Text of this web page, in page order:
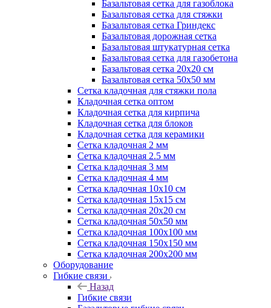
Базальтовая сетка для газоблока
Базальтовая сетка для стяжки
Базальтовая сетка Гриндекс
Базальтовая дорожная сетка
Базальтовая штукатурная сетка
Базальтовая сетка для газобетона
Базальтовая сетка 20x20 см
Базальтовая сетка 50x50 мм
Сетка кладочная для стяжки пола
Кладочная сетка оптом
Кладочная сетка для кирпича
Кладочная сетка для блоков
Кладочная сетка для керамики
Сетка кладочная 2 мм
Сетка кладочная 2.5 мм
Сетка кладочная 3 мм
Сетка кладочная 4 мм
Сетка кладочная 10x10 см
Сетка кладочная 15x15 см
Сетка кладочная 20x20 см
Сетка кладочная 50x50 мм
Сетка кладочная 100x100 мм
Сетка кладочная 150x150 мм
Сетка кладочная 200x200 мм
Оборудование
Гибкие связи
Назад
Гибкие связи